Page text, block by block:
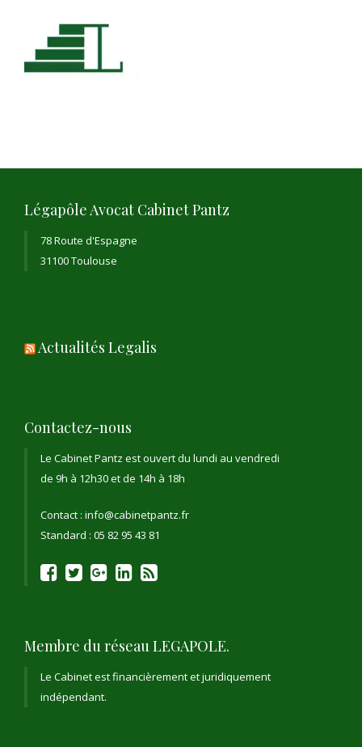
Légapôle Avocat Cabinet Pantz
78 Route d'Espagne
31100 Toulouse
Actualités Legalis
Contactez-nous
Le Cabinet Pantz est ouvert du lundi au vendredi
de 9h à 12h30 et de 14h à 18h
Contact : info@cabinetpantz.fr
Standard : 05 82 95 43 81
Membre du réseau LEGAPOLE.
Le Cabinet est financièrement et juridiquement
indépendant.